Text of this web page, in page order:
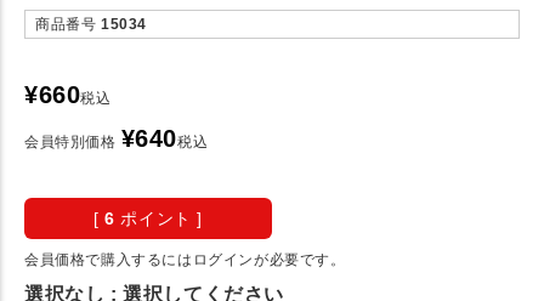
商品番号 15034
¥660税込
会員特別価格 ¥640税込
[ 6 ポイント ]
会員価格で購入するにはログインが必要です。
選択なし 選択してください